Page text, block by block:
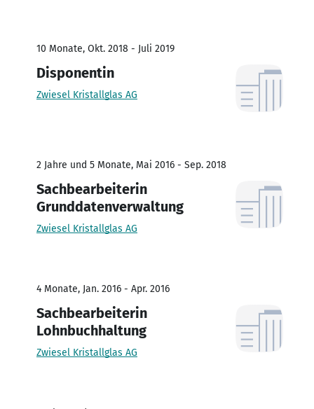
10 Monate, Okt. 2018 - Juli 2019
Disponentin
Zwiesel Kristallglas AG
2 Jahre und 5 Monate, Mai 2016 - Sep. 2018
Sachbearbeiterin
Grunddatenverwaltung
Zwiesel Kristallglas AG
4 Monate, Jan. 2016 - Apr. 2016
Sachbearbeiterin
Lohnbuchhaltung
Zwiesel Kristallglas AG